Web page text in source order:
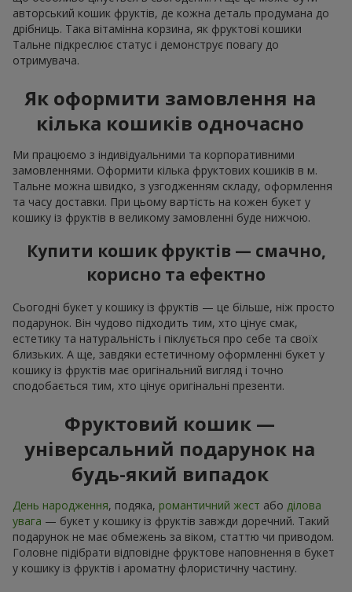
авторський кошик фруктів, де кожна деталь продумана до
дрібниць. Така вітамінна корзина, як фруктові кошики
Тальне підкреслює статус і демонструє повагу до
отримувача.
Як оформити замовлення на
кілька кошиків одночасно
Ми працюємо з індивідуальними та корпоративними
замовленнями. Оформити кілька фруктових кошиків в м.
Тальне можна швидко, з узгодженням складу, оформлення
та часу доставки. При цьому вартість на кожен букет у
кошику із фруктів в великому замовленні буде нижчою.
Купити кошик фруктів — смачно,
корисно та ефектно
Сьогодні букет у кошику із фруктів — це більше, ніж просто
подарунок. Він чудово підходить тим, хто цінує смак,
естетику та натуральність і піклується про себе та своїх
близьких. А ще, завдяки естетичному оформленні букет у
кошику із фруктів має оригінальний вигляд і точно
сподобається тим, хто цінує оригінальні презенти.
Фруктовий кошик —
універсальний подарунок на
будь-який випадок
День народження, подяка, романтичний жест або ділова
увага — букет у кошику із фруктів завжди доречний. Такий
подарунок не має обмежень за віком, статтю чи приводом.
Головне підібрати відповідне фруктове наповнення в букет
у кошику із фруктів і ароматну флористичну частину.